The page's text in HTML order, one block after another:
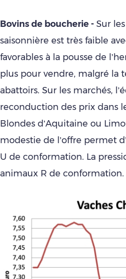
Bovins de boucherie - Sur
saisonnière est très faible
favorables à la pousse de
plus pour vendre, malgré la
abattoirs. Sur les marchés,
reconduction des prix dans
Blondes d’Aquitaine ou
modestie de l’offre permet
U de conformation. La
animaux R de conformation.